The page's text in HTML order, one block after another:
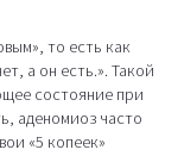
то есть как
а он есть.». Такой
состояние при
аденомиоз часто
«5 копеек»